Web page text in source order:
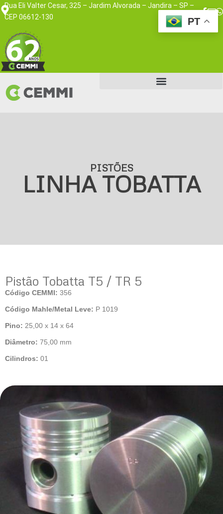
Rua Eli Valter Cesar, 325 – Jardim Alvorada – Jandira – SP –
CEP 06612-130
PISTÕES
LINHA TOBATTA
Pistão Tobatta T5 / TR 5
Código CEMMI: 356
Código Mahle/Metal Leve: P 1019
Pino: 25,00 x 14 x 64
Diâmetro: 75,00 mm
Cilindros: 01
PT